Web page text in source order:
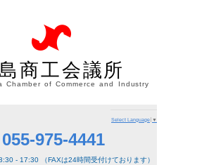
商工会議所
Chamber of Commerce and Industry
Select Language ▼
055-975-4441
- 17:30 （FAXは24時間受付けております）